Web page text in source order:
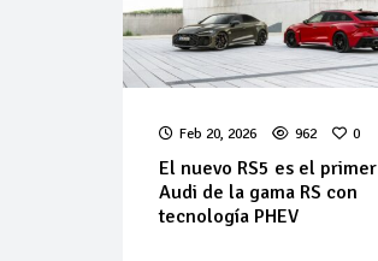
Feb 20, 2026 962 0
El nuevo RS5 es el primer
Audi de la gama RS con
tecnología PHEV